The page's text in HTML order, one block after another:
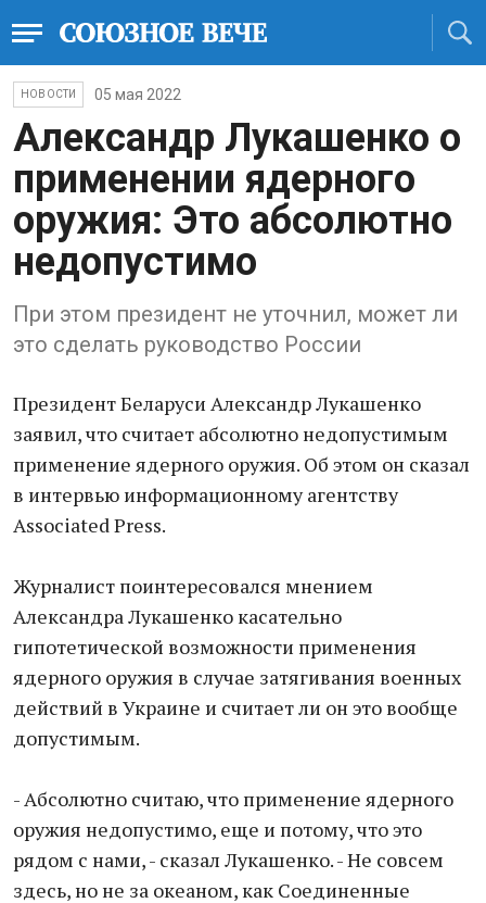
НОВОСТИ 05 мая 2022
Александр Лукашенко о
применении ядерного
оружия: Это абсолютно
недопустимо
При этом президент не уточнил, может ли
это сделать руководство России
Президент Беларуси Александр Лукашенко
заявил, что считает абсолютно недопустимым
применение ядерного оружия. Об этом он сказал
в интервью информационному агентству
Associated Press.
Журналист поинтересовался мнением
Александра Лукашенко касательно
гипотетической возможности применения
ядерного оружия в случае затягивания военных
действий в Украине и считает ли он это вообще
допустимым.
- Абсолютно считаю, что применение ядерного
оружия недопустимо, еще и потому, что это
рядом с нами, - сказал Лукашенко. - Не совсем
здесь, но не за океаном, как Соединенные